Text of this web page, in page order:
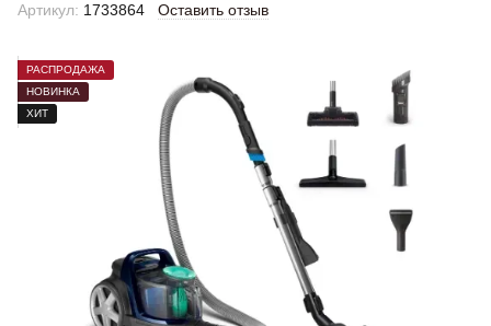
Артикул: 1733864 Оставить отзыв
РАСПРОДАЖА
НОВИНКА
ХИТ